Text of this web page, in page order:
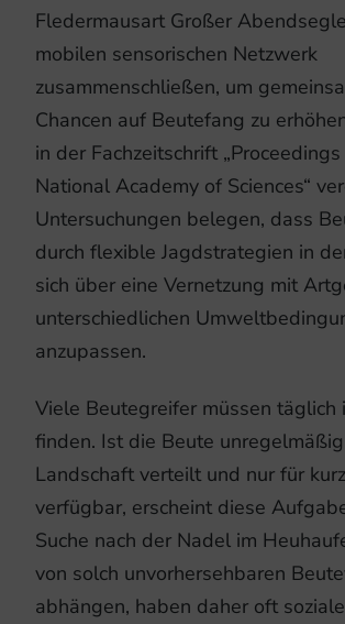
Fledermausart Großer
mobilen sensorischen Netzwerk
zusammenschließen, um
Chancen auf Beutefang zu
in der Fachzeitschrift
National Academy of Sciences“
Untersuchungen belegen, dass
durch flexible Jagdstrategien in
sich über eine Vernetzung mit
unterschiedlichen
anzupassen.
Viele Beutegreifer müssen täglich
finden. Ist die Beute
Landschaft verteilt und nur für
verfügbar, erscheint diese
Suche nach der Nadel im
von solch unvorhersehbaren
abhängen, haben daher oft